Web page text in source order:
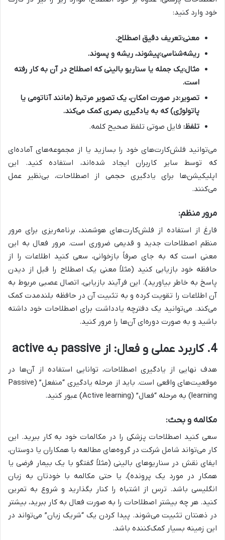
خود وارد کنید:
معنی:تعریف دقیق اصطلاح.
ریشه‌شناسی:پیشوند، ریشه و پسوند.
مثال:یک جمله یا سناریو بالینی که اصطلاح در آن به کار رفته
است.
تصویر:در صورت امکان، یک تصویر مرتبط (مانند آناتومی یا
پاتولوژی) که به یادگیری بصری کمک می‌کند.
تلفظ: فایل صوتی تلفظ صحیح کلمه.
می‌توانید فلش‌کارت‌های خود را بسازید یا از مجموعه‌های آماده‌ای
که توسط سایر کاربران ایجاد شده‌اند، استفاده کنید. این
اپلیکیشن‌ها برای یادگیری حجمی از اصطلاحات، بی‌نظیر عمل
می‌کنند.
مرور منظم:
فارغ از استفاده از فلش‌کارت‌های هوشمند، برنامه‌ریزی برای مرور
منظم اصطلاحات جدید و قدیمی ضروری است. مرور فعال به این
معنی است که به جای صرفاً بازخوانی، سعی کنید اطلاعات را از
حافظه خود بازیابی کنید (مثلاً معنی یک اصطلاح را قبل از دیدن
پاسخ به خاطر بیاورید). این فرآیند بازیابی، اتصال عصبی مربوط به
آن اطلاعات را تقویت کرده و به تثبیت آن در حافظه بلندمدت کمک
می‌کند. می‌توانید یک دفترچه یادداشت برای اصطلاحات خود داشته
باشید و به صورت دوره‌ای آن‌ها را مرور کنید.
4. کاربرد عملی و فعال: از passive به active
هدف نهایی از یادگیری اصطلاحات، توانایی استفاده از آن‌ها در
موقعیت‌های واقعی است. باید از مرحله یادگیری “منفعل” (Passive
learning) به مرحله “فعال” (Active learning) عبور کنید.
مکالمه و بحث:
سعی کنید اصطلاحات پزشکی را در مکالمات خود به کار ببرید. این
کار می‌تواند شامل شرکت در گروه‌های مطالعه با همکاران یا دوستان،
ایفای نقش در سناریوهای بالینی (مثلاً گفتگو با یک بیمار فرضی یا
همکار در مورد یک پرونده)، یا حتی مکالمه با خودتان به زبان
انگلیسی باشد. ترس از اشتباه را کنار بگذارید و شروع به تمرین
کنید. هر چه بیشتر اصطلاحات را به صورت فعال به کار ببرید، بیشتر
در ذهنتان تثبیت می‌شوند. پیدا کردن یک “شریک زبان” می‌تواند در
این زمینه بسیار کمک‌کننده باشد.